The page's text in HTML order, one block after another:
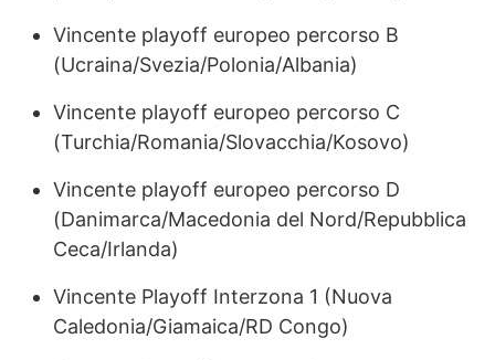
Vincente playoff europeo percorso B
(Ucraina/Svezia/Polonia/Albania)
Vincente playoff europeo percorso C
(Turchia/Romania/Slovacchia/Kosovo)
Vincente playoff europeo percorso D
(Danimarca/Macedonia del Nord/Repubblica
Ceca/Irlanda)
Vincente Playoff Interzona 1 (Nuova
Caledonia/Giamaica/RD Congo)